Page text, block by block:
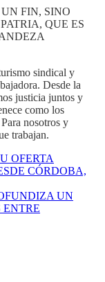
FIN, SINO
QUE ES
sindical y
Desde la
justicia juntos y
como los
nosotros y
trabajan.
OFERTA
CÓRDOBA,
UN